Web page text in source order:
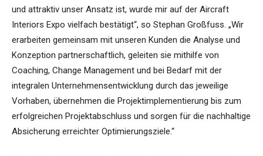
und attraktiv unser Ansatz ist, wurde mir auf der Aircraft
Interiors Expo vielfach bestätigt“, so Stephan Großfuss. „Wir
erarbeiten gemeinsam mit unseren Kunden die Analyse und
Konzeption partnerschaftlich, geleiten sie mithilfe von
Coaching, Change Management und bei Bedarf mit der
integralen Unternehmensentwicklung durch das jeweilige
Vorhaben, übernehmen die Projektimplementierung bis zum
erfolgreichen Projektabschluss und sorgen für die nachhaltige
Absicherung erreichter Optimierungsziele.“